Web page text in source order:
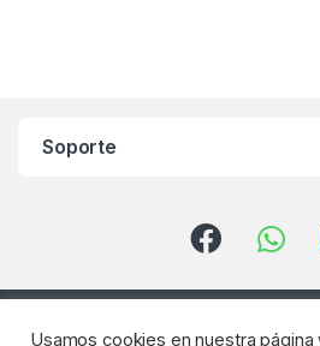
Soporte
Usamos cookies en nuestra página